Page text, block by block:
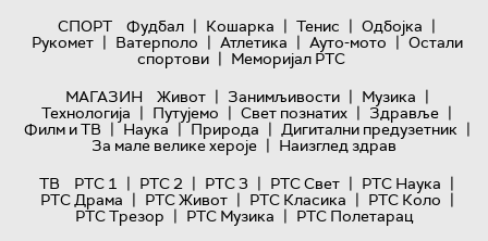
СПОРТ
Фудбал | Кошарка | Тенис | Одбојка |
Рукомет | Ватерполо | Атлетика | Ауто-мото | Остали
спортови | Меморијал РТС
МАГАЗИН
Живот | Занимљивости | Музика |
Технологијa | Путујемо | Свет познатих | Здравље |
Филм и ТВ | Наука | Природа | Дигитални предузетник |
За мале велике хероје | Наизглед здрав
ТВ
РТС 1 | РТС 2 | РТС 3 | РТС Свет | РТС Наука |
РТС Драма | РТС Живот | РТС Класика | РТС Коло |
РТС Трезор | РТС Музика | РТС Полетарац